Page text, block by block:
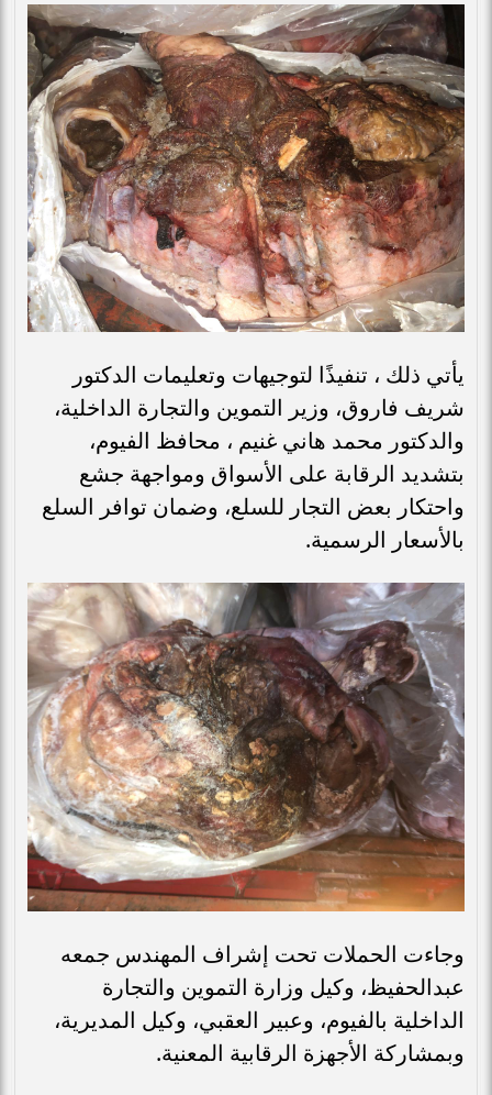
يأتي ذلك ، تنفيذًا لتوجيهات وتعليمات الدكتور
شريف فاروق، وزير التموين والتجارة الداخلية،
والدكتور محمد هاني غنيم ، محافظ الفيوم،
بتشديد الرقابة على الأسواق ومواجهة جشع
واحتكار بعض التجار للسلع، وضمان توافر السلع
بالأسعار الرسمية.
وجاءت الحملات تحت إشراف المهندس جمعه
عبدالحفيظ، وكيل وزارة التموين والتجارة
الداخلية بالفيوم، وعبير العقبي، وكيل المديرية،
وبمشاركة الأجهزة الرقابية المعنية.